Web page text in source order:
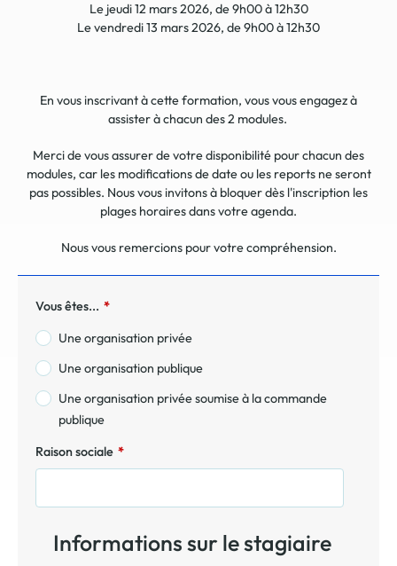
Le jeudi 12 mars 2026, de 9h00 à 12h30
Le vendredi 13 mars 2026, de 9h00 à 12h30
En vous inscrivant à cette formation, vous vous engagez à
assister à chacun des 2 modules.
Merci de vous assurer de votre disponibilité pour chacun des
modules, car les modifications de date ou les reports ne seront
pas possibles. Nous vous invitons à bloquer dès l'inscription les
plages horaires dans votre agenda.
Nous vous remercions pour votre compréhension.
Vous êtes... *
Une organisation privée
Une organisation publique
Une organisation privée soumise à la commande
publique
Raison sociale *
Informations sur le stagiaire